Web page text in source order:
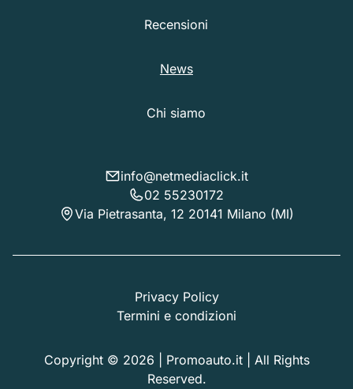
Recensioni
News
Chi siamo
info@netmediaclick.it
02 55230172
Via Pietrasanta, 12 20141 Milano (MI)
Privacy Policy
Termini e condizioni
Copyright © 2026 | Promoauto.it | All Rights
Reserved.